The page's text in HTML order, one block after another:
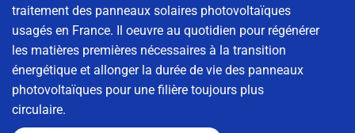
traitement des panneaux solaires photovoltaïques
usagés en France. Il oeuvre au quotidien pour régénérer
les matières premières nécessaires à la transition
énergétique et allonger la durée de vie des panneaux
photovoltaïques pour une filière toujours plus
circulaire.